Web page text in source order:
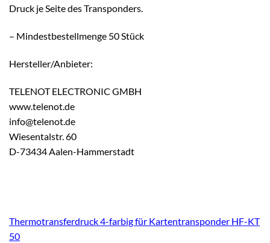
Druck je Seite des Transponders.
– Mindestbestellmenge 50 Stück
Hersteller/Anbieter:
TELENOT ELECTRONIC GMBH
www.telenot.de
info@telenot.de
Wiesentalstr. 60
D-73434 Aalen-Hammerstadt
Thermotransferdruck 4-farbig für Kartentransponder HF-KT
50